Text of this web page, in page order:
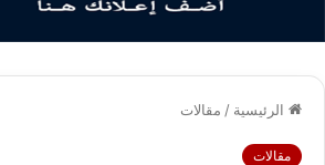
الرئيسية / مقالات
مقالات